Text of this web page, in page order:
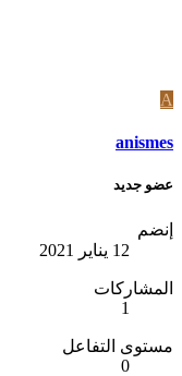
A
anismes
عضو جديد
إنضم
12 يناير 2021
المشاركات
1
مستوى التفاعل
0